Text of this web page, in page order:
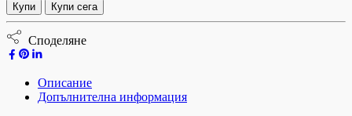
Купи Купи сега
Споделяне
Описание
Допълнителна информация